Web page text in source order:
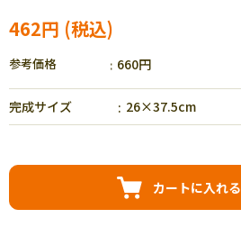
462円
参考価格 660円
完成サイズ 26×37.5cm
カートに入れる